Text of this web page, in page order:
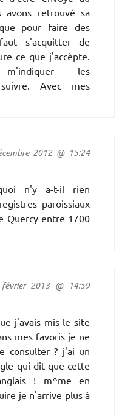
avons retrouvé sa
pour faire des
s'acquitter de
ce que j'accèpte.
m'indiquer les
Avec mes
2012 @ 15:24
n'y a-t-il rien
paroissiaux
Quercy entre 1700
2013 @ 14:59
j'avais mis le site
mes favoris je ne
consulter ? j'ai un
qui dit que cette
! m^me en
je n'arrive plus à